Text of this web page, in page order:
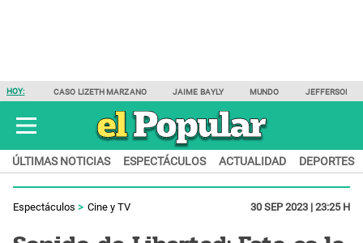
HOY: CASO LIZETH MARZANO JAIME BAYLY MUNDO JEFFERSON
ÚLTIMAS NOTICIAS ESPECTÁCULOS ACTUALIDAD DEPORTES
Espectáculos Cine y TV 30 SEP 2023 | 23:25 H